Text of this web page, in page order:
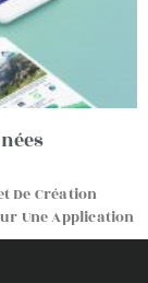
De Création
Une Application